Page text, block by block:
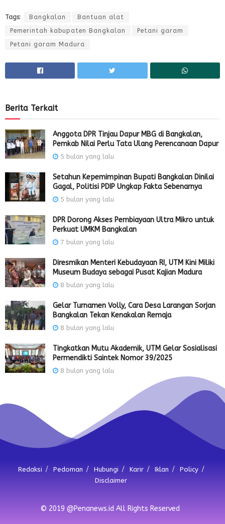
Tags: Bangkalan
Bantuan alat
Pemerintah kabupaten Bangkalan
Petani garam
Petani garam Madura
Berita Terkait
Anggota DPR Tinjau Dapur MBG di Bangkalan,
Pemkab Nilai Perlu Tata Ulang Perencanaan Dapur
5 bulan yang lalu
Setahun Kepemimpinan Bupati Bangkalan Dinilai
Gagal, Politisi PDIP Ungkap Fakta Sebenarnya
5 bulan yang lalu
DPR Dorong Akses Pembiayaan Ultra Mikro untuk
Perkuat UMKM Bangkalan
7 bulan yang lalu
Diresmikan Menteri Kebudayaan RI, UTM Kini Miliki
Museum Budaya sebagai Pusat Kajian Madura
8 bulan yang lalu
Gelar Turnamen Volly, Cara Desa Larangan Sorjan
Bangkalan Tekan Kenakalan Remaja
8 bulan yang lalu
Tingkatkan Mutu Akademik, UTM Gelar Sosialisasi
Permendikti Saintek Nomor 39/2025
8 bulan yang lalu
Redaksi Pedoman Hubungi Karir Iklan
Policy
Disclaimer
© 2019 @Penanews.id All Rights Reserved